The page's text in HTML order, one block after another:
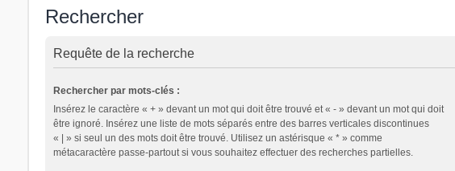
Rechercher
Requête de la recherche
Rechercher par mots-clés :
Insérez le caractère « + » devant un mot qui doit être trouvé et « - » devant un mot qui doit
être ignoré. Insérez une liste de mots séparés entre des barres verticales discontinues
« | » si seul un des mots doit être trouvé. Utilisez un astérisque « * » comme
métacaractère passe-partout si vous souhaitez effectuer des recherches partielles.